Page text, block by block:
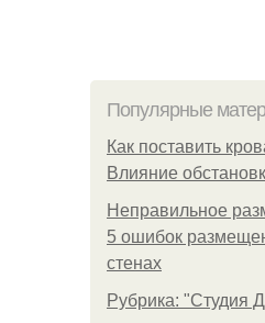
Популярные
Как поставить
Влияние
Неправильное
5 ошибок
стенах
Рубрика: "Студия